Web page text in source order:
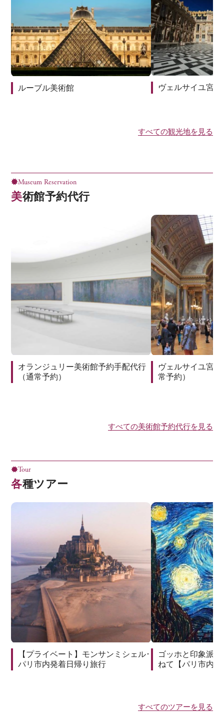
ルーブル美術館 ヴェルサイユ宮
すべての観光地を見る
Museum Reservation
美術館予約代行
オランジュリー美術館予約手配代行
（通常予約）
ヴェルサイユ宮
常予約）
すべての美術館予約代行を見る
Tour
各種ツアー
【プライベート】モンサンミシェル･
パリ市内発着日帰り旅行
ゴッホと印象派
ねて【パリ市内
すべてのツアーを見る